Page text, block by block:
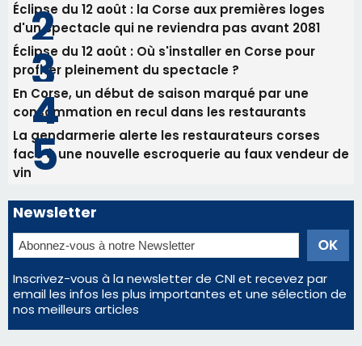
Éclipse du 12 août : la Corse aux premières loges
d'un spectacle qui ne reviendra pas avant 2081
Éclipse du 12 août : Où s'installer en Corse pour
profiter pleinement du spectacle ?
En Corse, un début de saison marqué par une
consommation en recul dans les restaurants
La gendarmerie alerte les restaurateurs corses
face à une nouvelle escroquerie au faux vendeur de
vin
Newsletter
Inscrivez-vous à la newsletter de CNI et recevez par
email les infos les plus importantes et une sélection de
nos meilleurs articles